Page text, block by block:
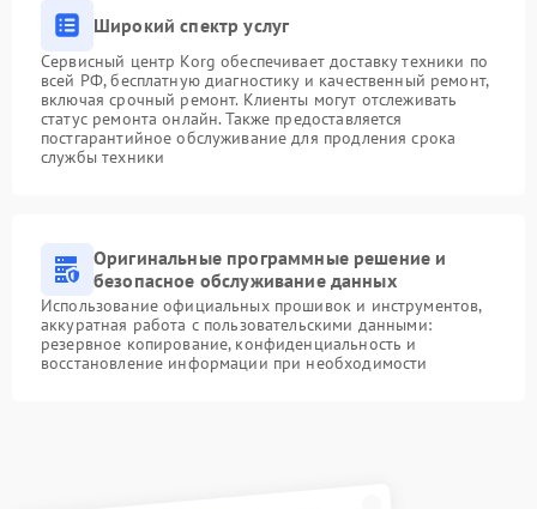
Широкий спектр услуг
Сервисный центр Korg обеспечивает доставку техники по
всей РФ, бесплатную диагностику и качественный ремонт,
включая срочный ремонт. Клиенты могут отслеживать
статус ремонта онлайн. Также предоставляется
постгарантийное обслуживание для продления срока
службы техники
Оригинальные программные решение и
безопасное обслуживание данных
Использование официальных прошивок и инструментов,
аккуратная работа с пользовательскими данными:
резервное копирование, конфиденциальность и
восстановление информации при необходимости